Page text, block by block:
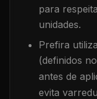
para
unidades.
Prefira
(definidos
antes de
evita